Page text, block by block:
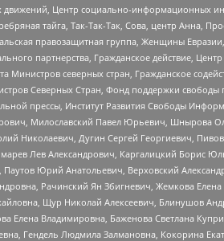
Центр социально-информационных
тайга, Так-Так-Так, Сова, центр Анна,
правозащитная группа, Женщины
партнерства, Гражданское действие,
северных стран, Гражданское
Северных Стран, Фонд поддержки свободы
прессы, Институт Развития Свободы
Милославский Павел Юрьевич, Шнырова
Николаевич, Дугин Сергей Георгиевич,
Лев Александрович, Каргалицкий Борис
Юрий Анатольевич, Верховский
Рачинский Ян Збигневич, Жемкова
Щур Николай Алексеевич, Блинушов
Елена Владимировна, Баженова Светлана
Гендель Людмила Залмановна, Кокорина